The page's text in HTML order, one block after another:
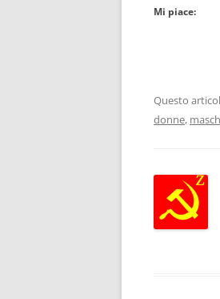
Mi piace:
Questo
donne,